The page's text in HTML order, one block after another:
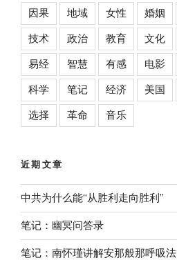
因果 地域 女性 婚姻
技术 政治 教育 文化
易经 智慧 有感 电影
科学 笔记 经济 美国
选择 革命 音乐
近期文章
中共为什么能“从胜利走向胜利”
笔记：幽冥问答录
笔记：南怀瑾讲解安那般那呼吸法